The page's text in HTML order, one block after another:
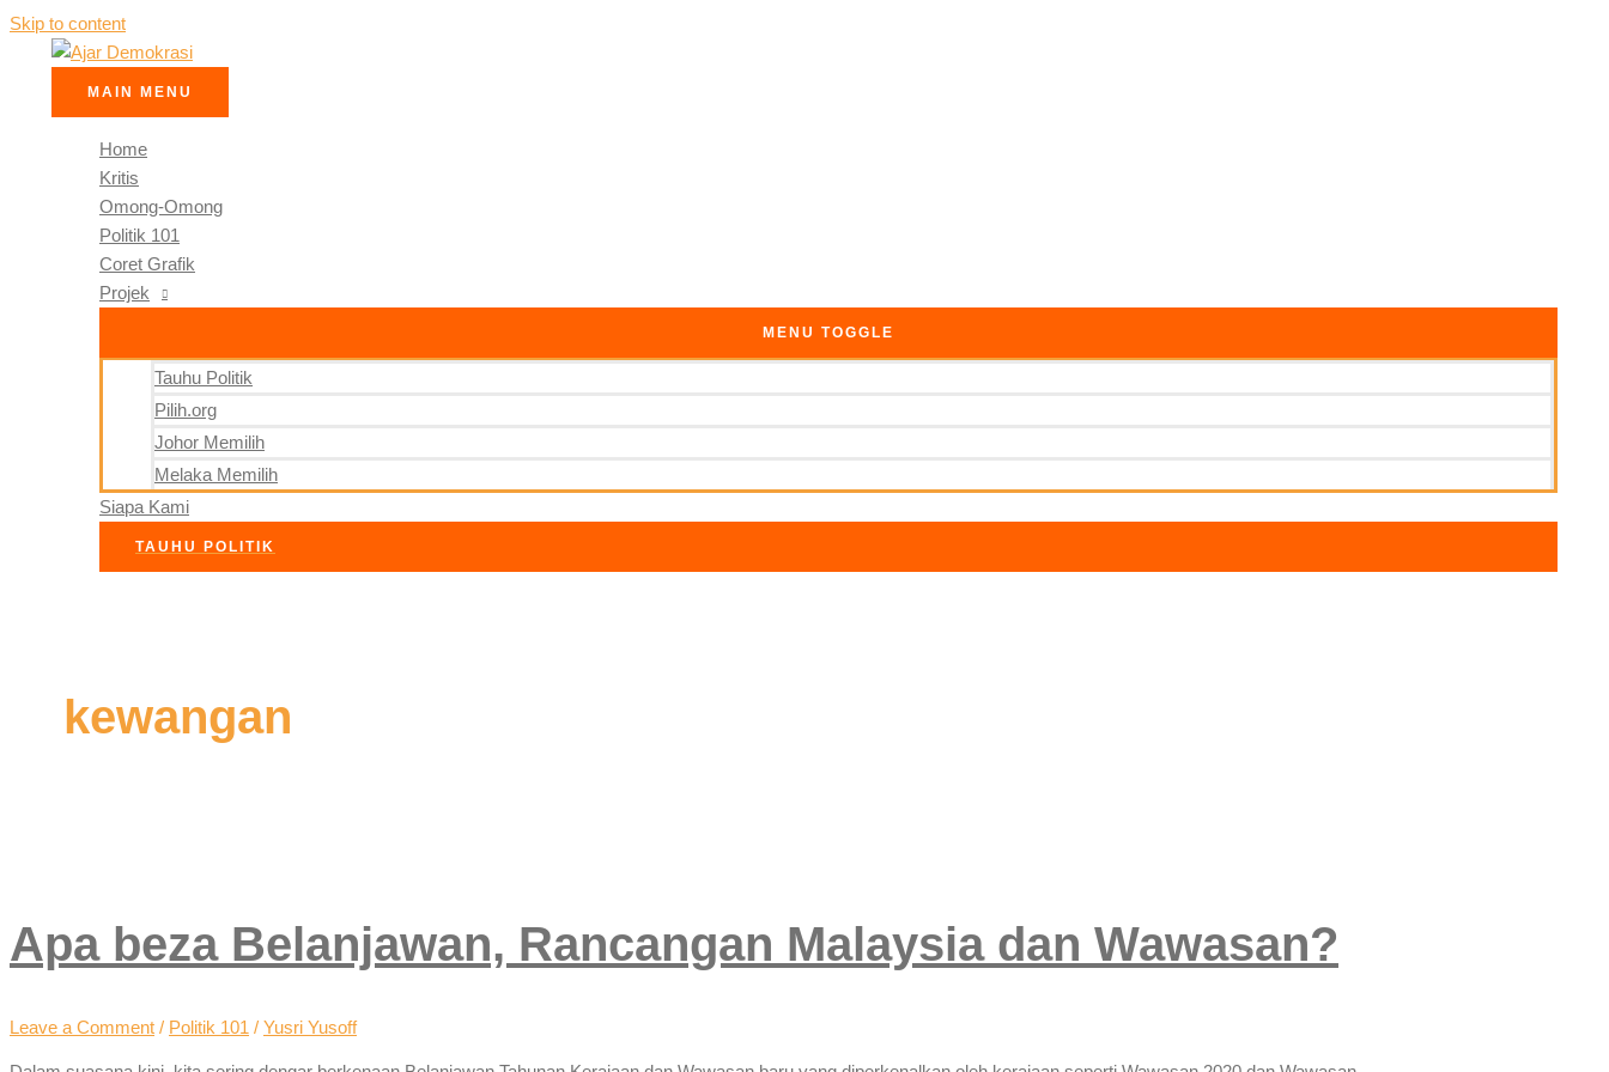
Skip to content
MAIN MENU
Home
Kritis
Omong-Omong
Politik 101
Coret Grafik
Projek
MENU TOGGLE
Tauhu Politik
Pilih.org
Johor Memilih
Melaka Memilih
Siapa Kami
TAUHU POLITIK
kewangan
Apa beza Belanjawan, Rancangan Malaysia dan Wawasan?
Leave a Comment / Politik 101 / Yusri Yusoff